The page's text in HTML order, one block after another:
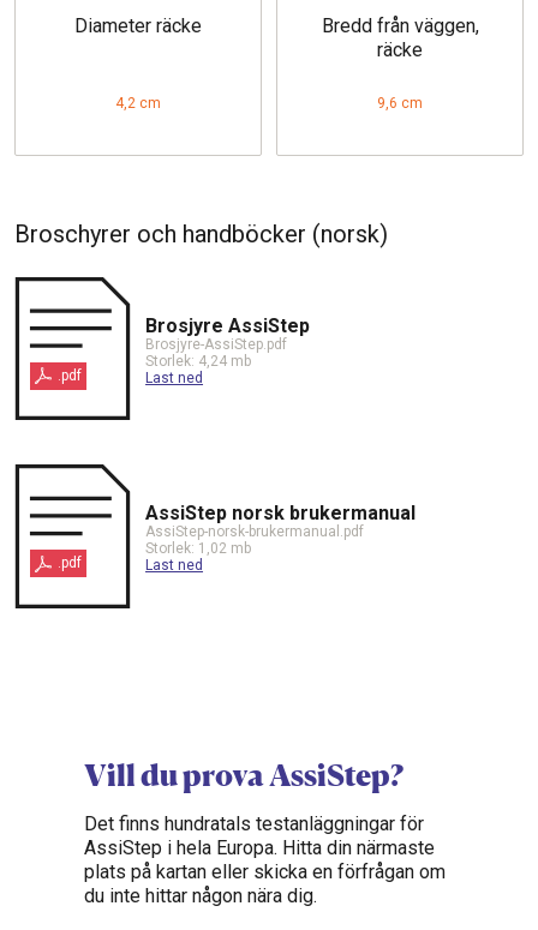
Diameter räcke
4,2 cm
Bredd från väggen,
räcke
9,6 cm
Broschyrer och handböcker (norsk)
.pdf
Brosjyre AssiStep
Brosjyre-AssiStep.pdf
Storlek: 4,24 mb
Last ned
.pdf
AssiStep norsk brukermanual
AssiStep-norsk-brukermanual.pdf
Storlek: 1,02 mb
Last ned
Vill du prova AssiStep?
Det finns hundratals testanläggningar för
AssiStep i hela Europa. Hitta din närmaste
plats på kartan eller skicka en förfrågan om
du inte hittar någon nära dig.